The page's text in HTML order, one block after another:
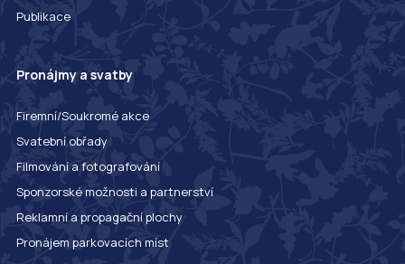
Publikace
Pronájmy a svatby
Firemní/Soukromé akce
Svatební obřady
Filmování a fotografování
Sponzorské možnosti a partnerství
Reklamní a propagační plochy
Pronájem parkovacích míst